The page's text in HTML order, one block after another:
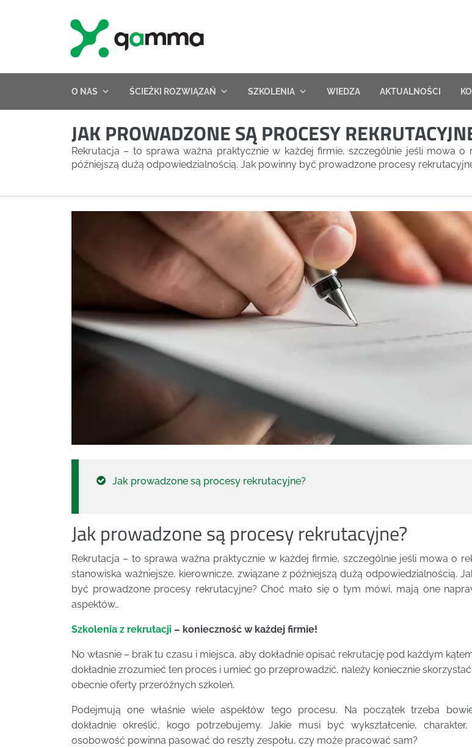
O NAS ŚCIEŻKI ROZWIĄZAŃ SZKOLENIA WIEDZA AKTUALNOŚCI
JAK PROWADZONE SĄ PROCESY
Rekrutacja – to sprawa ważna praktycznie w każdej firmie, szczególnie jeśli mowa o
późniejszą dużą odpowiedzialnością. Jak powinny być prowadzone procesy
Jak prowadzone są procesy rekrutacyjne?
Jak prowadzone są procesy rekrutacyjne?
Rekrutacja – to sprawa ważna praktycznie w każdej firmie, szczególnie jeśli mowa o
stanowiska ważniejsze, kierownicze, związane z późniejszą dużą odpowiedzialnością.
być prowadzone procesy rekrutacyjne? Choć mało się o tym mówi, mają one
aspektów…
Szkolenia z rekrutacji – konieczność w każdej firmie!
No własnie – brak tu czasu i miejsca, aby dokładnie opisać rekrutację pod każdym
dokładnie zrozumieć ten proces i umieć go przeprowadzić, należy koniecznie
obecnie oferty przeróżnych szkoleń.
Podejmują one właśnie wiele aspektów tego procesu. Na początek trzeba
dokładnie określić, kogo potrzebujemy. Jakie musi być wykształcenie,
osobowość powinna pasować do reszty zespołu, czy może pracować sam?